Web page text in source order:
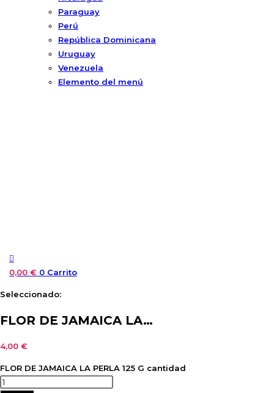
Paraguay
Perú
República Dominicana
Uruguay
Venezuela
Elemento del menú
0,00 € 0 Carrito
Seleccionado:
FLOR DE JAMAICA LA…
4,00 €
FLOR DE JAMAICA LA PERLA 125 G cantidad